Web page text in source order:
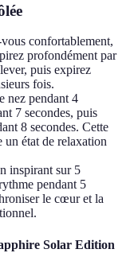
confortablement,
profondément par
puis expirez
fois.
nez pendant 4
7 secondes, puis
8 secondes. Cette
un état de relaxation
inspirant sur 5
pendant 5
le cœur et la
Solar Edition